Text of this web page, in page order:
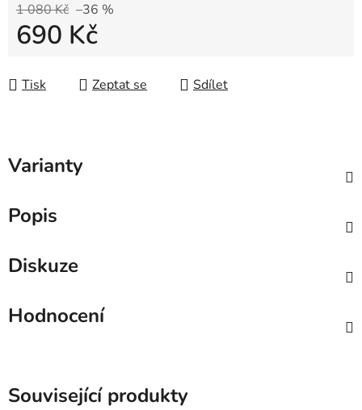
1 080 Kč –36 %
690 Kč
Tisk
Zeptat se Sdílet
Varianty
Popis
Diskuze
Hodnocení
Související produkty